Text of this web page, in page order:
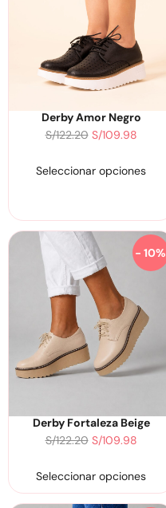
Derby Amor Negro
S/122.20 S/109.98
Seleccionar opciones
- 10%
Derby Fortaleza Beige
S/122.20 S/109.98
Seleccionar opciones